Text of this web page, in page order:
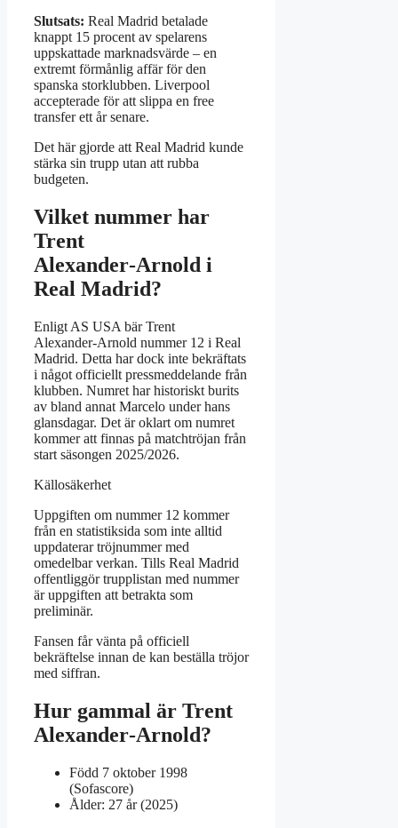
Slutsats: Real Madrid betalade
knappt 15 procent av spelarens
uppskattade marknadsvärde – en
extremt förmånlig affär för den
spanska storklubben. Liverpool
accepterade för att slippa en free
transfer ett år senare.
Det här gjorde att Real Madrid kunde
stärka sin trupp utan att rubba
budgeten.
Vilket nummer har
Trent
Alexander‑Arnold i
Real Madrid?
Enligt AS USA bär Trent
Alexander‑Arnold nummer 12 i Real
Madrid. Detta har dock inte bekräftats
i något officiellt pressmeddelande från
klubben. Numret har historiskt burits
av bland annat Marcelo under hans
glansdagar. Det är oklart om numret
kommer att finnas på matchtröjan från
start säsongen 2025/2026.
Källosäkerhet
Uppgiften om nummer 12 kommer
från en statistiksida som inte alltid
uppdaterar tröjnummer med
omedelbar verkan. Tills Real Madrid
offentliggör trupplistan med nummer
är uppgiften att betrakta som
preliminär.
Fansen får vänta på officiell
bekräftelse innan de kan beställa tröjor
med siffran.
Hur gammal är Trent
Alexander‑Arnold?
Född 7 oktober 1998
(Sofascore)
Ålder: 27 år (2025)